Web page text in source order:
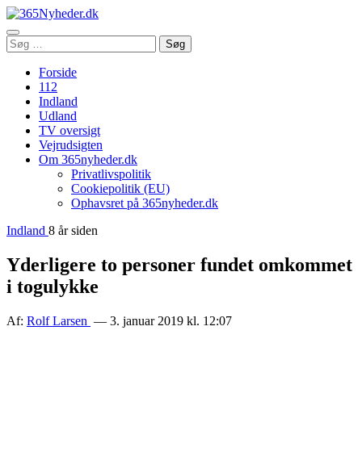
Åbn
menu
Søg
efter:
Søg
Forside
112
Indland
Udland
TV oversigt
Vejrudsigten
Om 365nyheder.dk
Privatlivspolitik
Cookiepolitik (EU)
Ophavsret på 365nyheder.dk
Indland 8 år siden
Yderligere to personer fundet omkommet
i togulykke
Af: Rolf Larsen — 3. januar 2019 kl. 12:07